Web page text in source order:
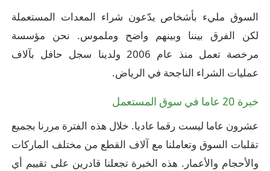
السوق مليء بأشخاص يدّعون شراء المعدات المستعملة
لكن الفرق بيننا وبينهم واضح وملموس. نحن مؤسسة
مرخصة تعمل منذ عام 2006 ولدينا سجل حافل بآلاف
عمليات الشراء الناجحة في الرياض.
خبرة 20 عاما في سوق المستعمل
عشرون عاما ليست رقما عاديا. خلال هذه الفترة مررنا بجميع
تقلبات السوق وتعاملنا مع آلاف القطع من مختلف الماركات
والأحجام والأعمار. هذه الخبرة تجعلنا قادرين على تقييم أي